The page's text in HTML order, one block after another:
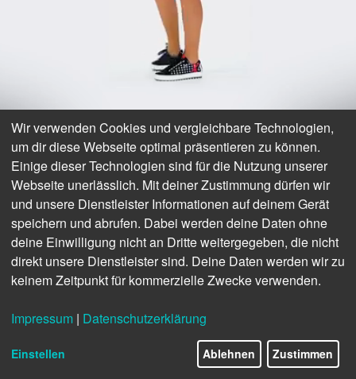
JETZT LOOK SHOPPEN >
LÄSSIG GELAYERT:
KURZ ÜBER LANG!
Wir verwenden Cookies und vergleichbare Technologien,
um dir diese Webseite optimal präsentieren zu können.
Einige dieser Technologien sind für die Nutzung unserer
Webseite unerlässlich. Mit deiner Zustimmung dürfen wir
und unsere Dienstleister Informationen auf deinem Gerät
speichern und abrufen. Dabei werden deine Daten ohne
deine Einwilligung nicht an Dritte weitergegeben, die nicht
direkt unsere Dienstleister sind. Deine Daten werden wir zu
keinem Zeitpunkt für kommerzielle Zwecke verwenden.
Impressum | Datenschutzerklärung
Einstellen Ablehnen Zustimmen